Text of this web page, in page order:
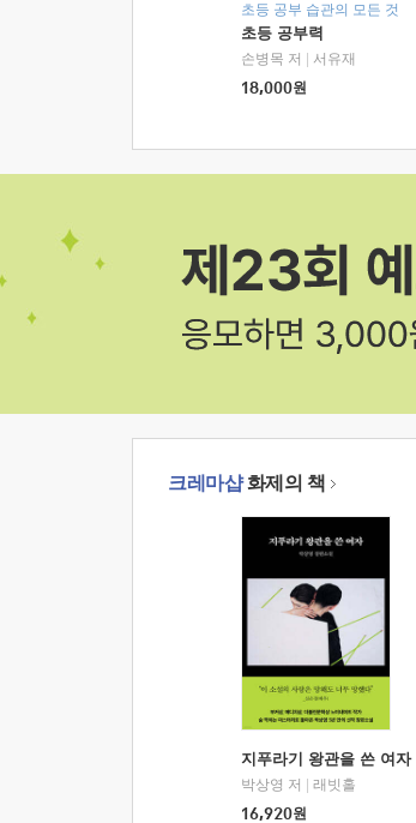
초등 공부 습관의 모든 것
초등 공부력
손병목 저
서유재
18,000원
크레마샵화제의 책
지푸라기 왕관을 쓴 여자
박상영 저
래빗홀
16,920원